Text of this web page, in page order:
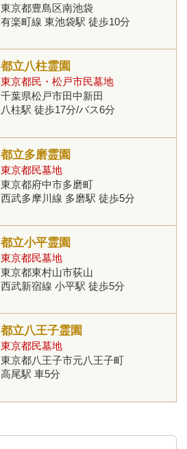
東京都豊島区南池袋
有楽町線 東池袋駅 徒歩10分
都立八柱霊園
東京都民・松戸市民墓地
千葉県松戸市田中新田
八柱駅 徒歩17分/バス6分
都立多磨霊園
東京都民墓地
東京都府中市多磨町
西武多摩川線 多磨駅 徒歩5分
都立小平霊園
東京都民墓地
東京都東村山市荻山
西武新宿線 小平駅 徒歩5分
都立八王子霊園
東京都民墓地
東京都八王子市元八王子町
高尾駅 車5分